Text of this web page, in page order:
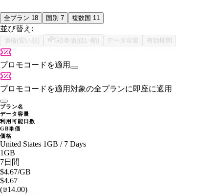
全プラン 18 国別 7 複数国 11
並び替え:
価格(安い順) GB単価(低い順) データ容量 有効期間
プロモコードを適用
プロモコードを適用対象の全プランに即座に適用
プラン名
データ容量
利用可能日数
GB単価
価格
United States 1GB / 7 Days
1GB
7日間
$4.67/GB
$4.67
(₪14.00)